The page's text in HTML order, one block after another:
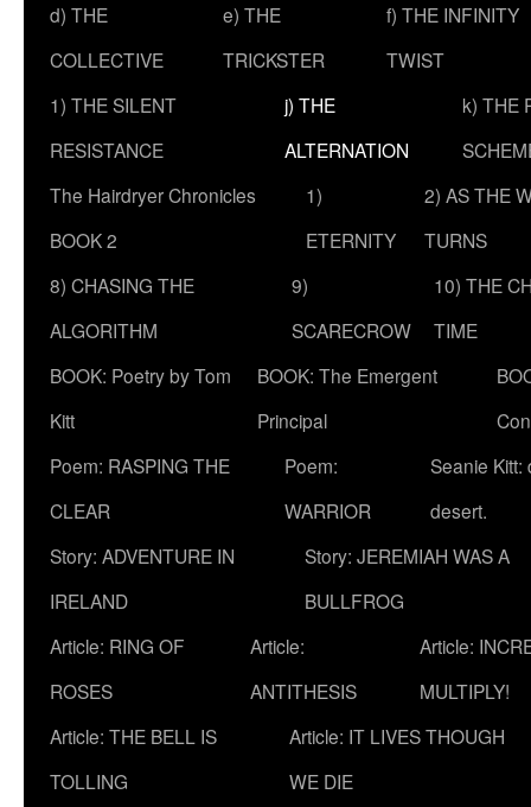
content
d) THE
COLLECTIVE
e) THE
TRICKSTER
f) THE INFINITY
TWIST
1) THE SILENT
RESISTANCE
j) THE
ALTERNATION
k) THE
The Hairdryer Chronicles
BOOK 2
1)
ETERNITY
2) AS THE
TURNS
8) CHASING THE
ALGORITHM
9)
SCARECROW
10) THE
TIME
BOOK: Poetry by Tom
Kitt
BOOK: The Emergent
Principal
Poem: RASPING THE
CLEAR
Poem:
WARRIOR
Seanie Kitt:
desert.
Story: ADVENTURE IN
IRELAND
Story: JEREMIAH WAS A
BULLFROG
Article: RING OF
ROSES
Article:
ANTITHESIS
Article:
MULTIPLY!
Article: THE BELL IS
TOLLING
Article: IT LIVES THOUGH
WE DIE